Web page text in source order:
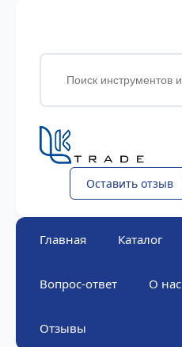
Оставить отзыв
Главная Каталог
Вопрос-ответ О нас
Отзывы